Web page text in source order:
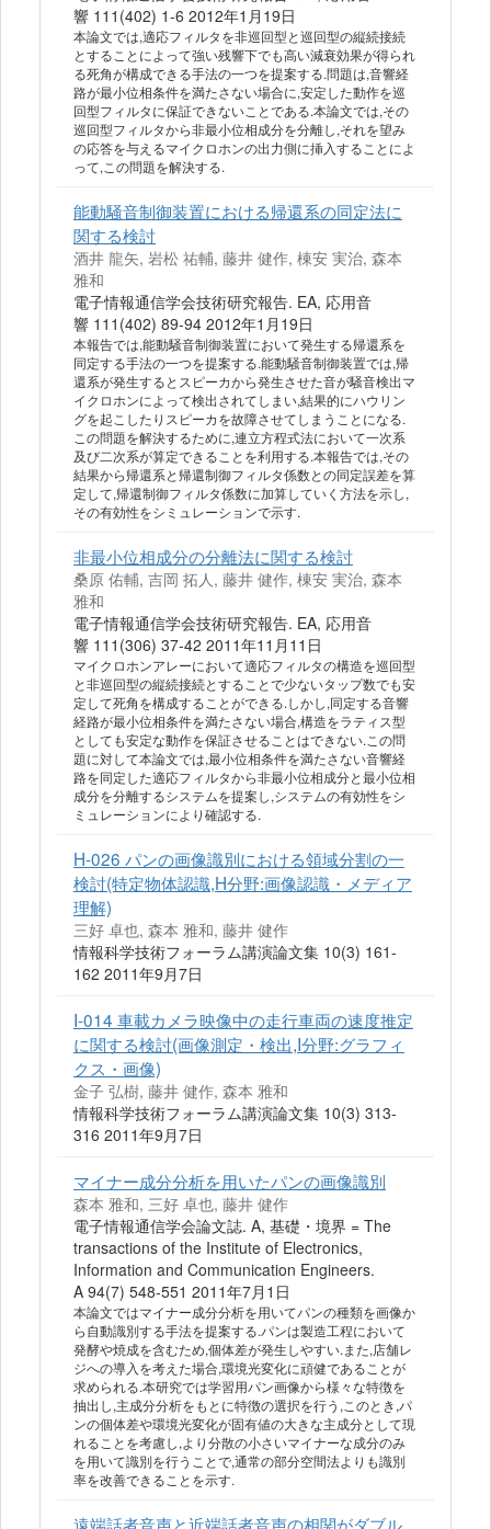
響 111(402) 1-6 2012年1月19日
本論文では,適応フィルタを非巡回型と巡回型の縦続接続
とすることによって強い残響下でも高い減衰効果が得られ
る死角が構成できる手法の一つを提案する.問題は,音響経
路が最小位相条件を満たさない場合に,安定した動作を巡
回型フィルタに保証できないことである.本論文では,その
巡回型フィルタから非最小位相成分を分離し,それを望み
の応答を与えるマイクロホンの出力側に挿入することによ
って,この問題を解決する.
能動騒音制御装置における帰還系の同定法に
関する検討
酒井 龍矢, 岩松 祐輔, 藤井 健作, 棟安 実治, 森本
雅和
電子情報通信学会技術研究報告. EA, 応用音
響 111(402) 89-94 2012年1月19日
本報告では,能動騒音制御装置において発生する帰還系を
同定する手法の一つを提案する.能動騒音制御装置では,帰
還系が発生するとスピーカから発生させた音が騒音検出マ
イクロホンによって検出されてしまい,結果的にハウリン
グを起こしたりスピーカを故障させてしまうことになる.
この問題を解決するために,連立方程式法において一次系
及び二次系が算定できることを利用する.本報告では,その
結果から帰還系と帰還制御フィルタ係数との同定誤差を算
定して,帰還制御フィルタ係数に加算していく方法を示し,
その有効性をシミュレーションで示す.
非最小位相成分の分離法に関する検討
桑原 佑輔, 吉岡 拓人, 藤井 健作, 棟安 実治, 森本
雅和
電子情報通信学会技術研究報告. EA, 応用音
響 111(306) 37-42 2011年11月11日
マイクロホンアレーにおいて適応フィルタの構造を巡回型
と非巡回型の縦続接続とすることで少ないタップ数でも安
定して死角を構成することができる.しかし,同定する音響
経路が最小位相条件を満たさない場合,構造をラティス型
としても安定な動作を保証させることはできない.この問
題に対して本論文では,最小位相条件を満たさない音響経
路を同定した適応フィルタから非最小位相成分と最小位相
成分を分離するシステムを提案し,システムの有効性をシ
ミュレーションにより確認する.
H-026 パンの画像識別における領域分割の一
検討(特定物体認識,H分野:画像認識・メディア
理解)
三好 卓也, 森本 雅和, 藤井 健作
情報科学技術フォーラム講演論文集 10(3) 161-
162 2011年9月7日
I-014 車載カメラ映像中の走行車両の速度推定
に関する検討(画像測定・検出,I分野:グラフィ
クス・画像)
金子 弘樹, 藤井 健作, 森本 雅和
情報科学技術フォーラム講演論文集 10(3) 313-
316 2011年9月7日
マイナー成分分析を用いたパンの画像識別
森本 雅和, 三好 卓也, 藤井 健作
電子情報通信学会論文誌. A, 基礎・境界 = The
transactions of the Institute of Electronics,
Information and Communication Engineers.
A 94(7) 548-551 2011年7月1日
本論文ではマイナー成分分析を用いてパンの種類を画像か
ら自動識別する手法を提案する.パンは製造工程において
発酵や焼成を含むため,個体差が発生しやすい.また,店舗レ
ジへの導入を考えた場合,環境光変化に頑健であることが
求められる.本研究では学習用パン画像から様々な特徴を
抽出し,主成分分析をもとに特徴の選択を行う,このとき,パ
ンの個体差や環境光変化が固有値の大きな主成分として現
れることを考慮し,より分散の小さいマイナーな成分のみ
を用いて識別を行うことで,通常の部分空間法よりも識別
率を改善できることを示す.
遠端話者音声と近端話者音声の相関がダブル